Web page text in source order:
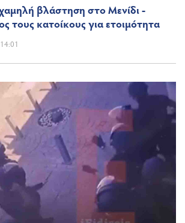
βλάστηση στο Μενίδι -
τους κατοίκους για ετοιμότητα